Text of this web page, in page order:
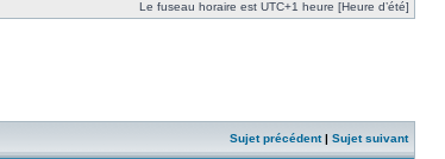
Le fuseau horaire est UTC+1 heure [Heure d’été]
Sujet précédent| Sujet suivant